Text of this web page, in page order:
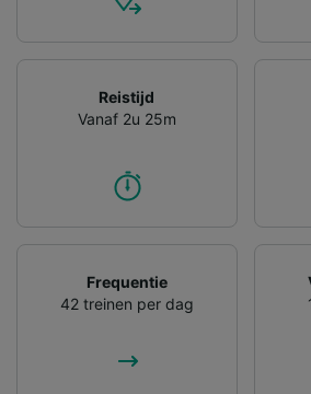
Reistijd
Vanaf 2u 25m
Frequentie
42 treinen per dag